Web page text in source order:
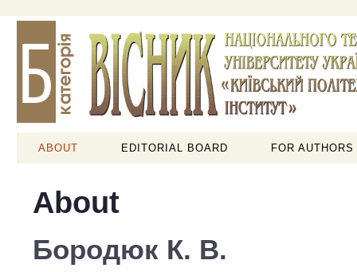
ABOUT EDITORIAL BOARD FOR AUTHORS
About
Бородюк К. В.